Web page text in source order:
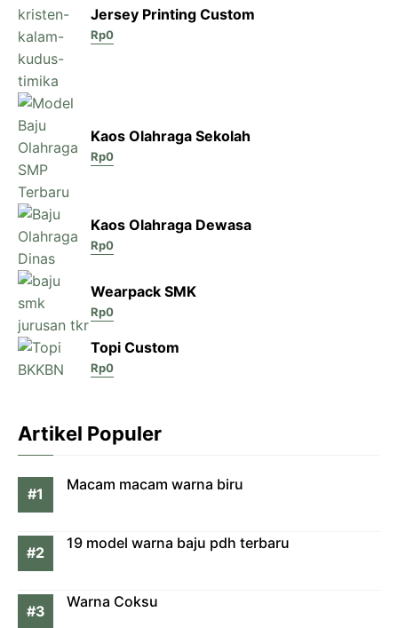
Jersey Printing Custom
Rp0
Kaos Olahraga Sekolah
Rp0
Kaos Olahraga Dewasa
Rp0
Wearpack SMK
Rp0
Topi Custom
Rp0
Artikel Populer
Macam macam warna biru
19 model warna baju pdh terbaru
Warna Coksu